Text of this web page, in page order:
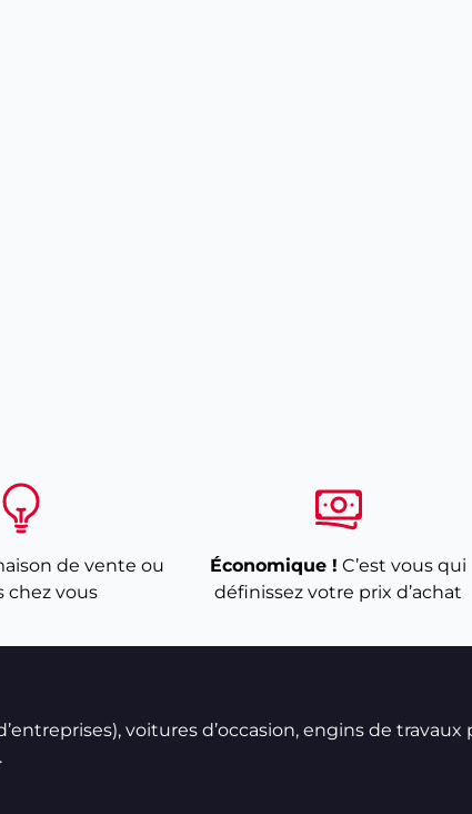
de vente ou
chez vous
Économique ! C’est vous qui
définissez votre prix d’achat
voitures d’occasion, engins de